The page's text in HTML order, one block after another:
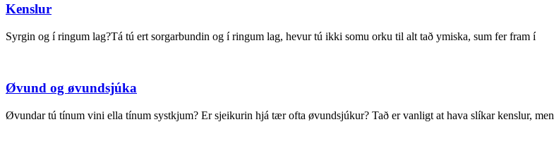
Kenslur
Syrgin og í ringum lag?Tá tú ert sorgarbundin og í ringum lag, hevur tú ikki somu orku til alt tað ymiska, sum fer fram í
Øvund og øvundsjúka
Øvundar tú tínum vini ella tínum systkjum? Er sjeikurin hjá tær ofta øvundsjúkur? Tað er vanligt at hava slíkar kenslur,